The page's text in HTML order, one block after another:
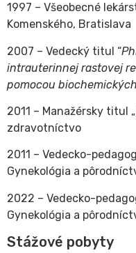
1997 – Všeobecné
Komenského, Bratislava
2007 – Vedecký titul “
intrauterinnej rastovej
pomocou
2011 – Manažérsky titul „
zdravotníctvo
2011 – Vedecko-
Gynekológia a
2022 – Vedecko-
Gynekológia a
Stážové pobyty